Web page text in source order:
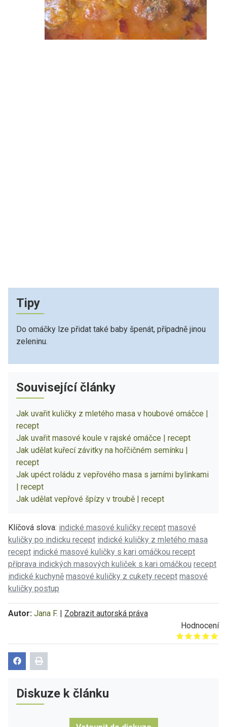
Tipy
Do omáčky lze přidat také baby špenát, případně jinou
zeleninu.
Související články
Jak uvařit kuličky z mletého masa v houbové omáčce |
recept
Jak uvařit masové koule v rajské omáčce | recept
Jak udělat kuřecí závitky na hořčičném semínku |
recept
Jak upéct roládu z vepřového masa s jarními bylinkami
| recept
Jak udělat vepřové špízy v troubě | recept
Klíčová slova: indické masové kuličky recept masové
kuličky po indicku recept indické kuličky z mletého masa
recept indické masové kuličky s kari omáčkou recept
příprava indických masových kuliček s kari omáčkou recept
indické kuchyně masové kuličky z cukety recept masové
kuličky postup
Autor: Jana F. | Zobrazit autorská práva
Hodnocení
Give it 1/5
Give it 2/5
Give it 3/5
Give it 4/5
Give it 5/5
Diskuze k článku